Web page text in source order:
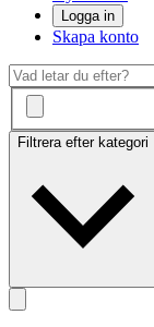
Logga in
Skapa konto
Filtrera efter kategori